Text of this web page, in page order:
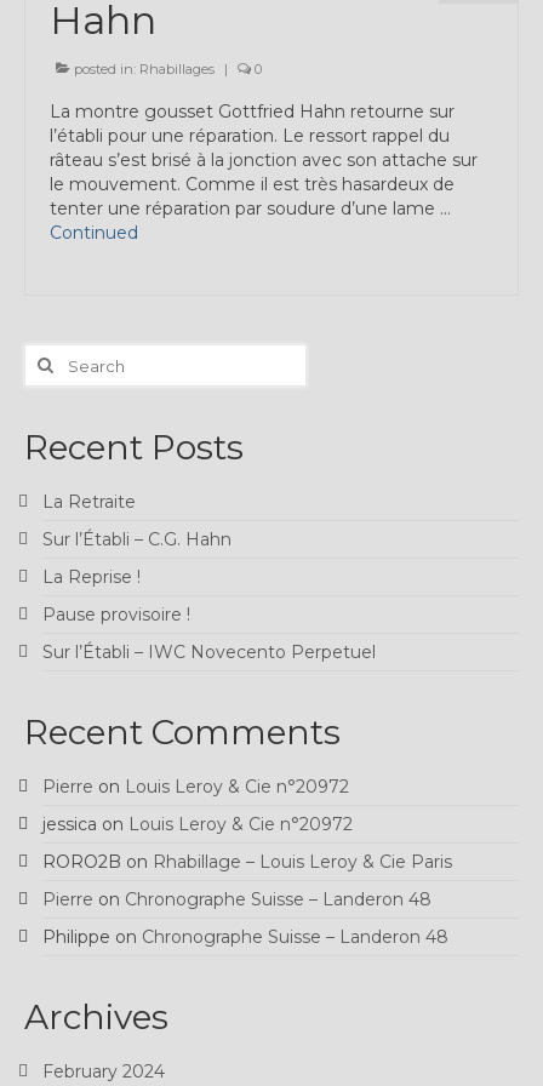
Expositions
Témoignages
A Propos
Hahn
posted in: Rhabillages | 0
La montre gousset Gottfried Hahn retourne sur
l’établi pour une réparation. Le ressort rappel du
râteau s’est brisé à la jonction avec son attache sur
le mouvement. Comme il est très hasardeux de
tenter une réparation par soudure d’une lame …
Continued
Search
for:
Recent Posts
La Retraite
Sur l’Établi – C.G. Hahn
La Reprise !
Pause provisoire !
Sur l’Établi – IWC Novecento Perpetuel
Recent Comments
Pierre on Louis Leroy & Cie n°20972
jessica on Louis Leroy & Cie n°20972
RORO2B on Rhabillage – Louis Leroy & Cie Paris
Pierre on Chronographe Suisse – Landeron 48
Philippe on Chronographe Suisse – Landeron 48
Archives
February 2024